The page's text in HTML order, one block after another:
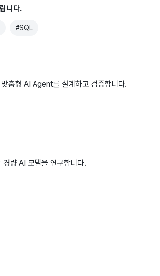
니다.
#SQL
춤형 AI Agent를 설계하고 검증합니다.
량 AI 모델을 연구합니다.